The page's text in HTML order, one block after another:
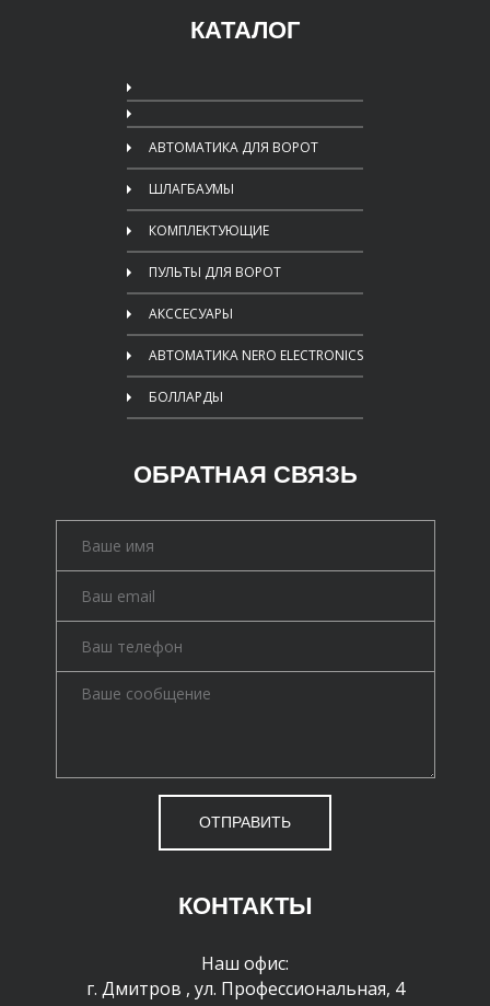
КАТАЛОГ
АВТОМАТИКА ДЛЯ ВОРОТ
ШЛАГБАУМЫ
КОМПЛЕКТУЮЩИЕ
ПУЛЬТЫ ДЛЯ ВОРОТ
АКССЕСУАРЫ
АВТОМАТИКА NERO ELECTRONICS
БОЛЛАРДЫ
ОБРАТНАЯ СВЯЗЬ
ОТПРАВИТЬ
КОНТАКТЫ
Наш офис:
г. Дмитров , ул. Профессиональная, 4